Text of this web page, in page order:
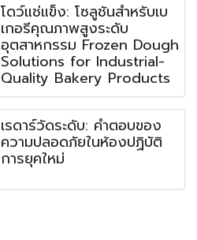
โดว์แช่แข็ง: โซลูชันสำหรับเบ
เกอรีคุณภาพสูงระดับ
อุตสาหกรรม Frozen Dough
Solutions for Industrial-
Quality Bakery Products
เรดาร์วัดระดับ: คำตอบของ
ความปลอดภัยในห้องปฏิบัติ
การยุคใหม่